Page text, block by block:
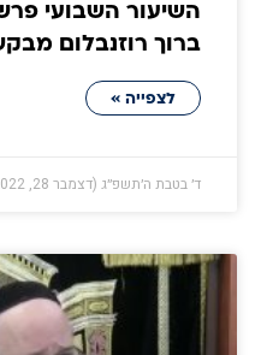
השיעור השבועי
ברוך רוזנבלום
לצפייה »
ד׳ בטבת ה׳תשפ״ג (דצמבר 28, 2022)